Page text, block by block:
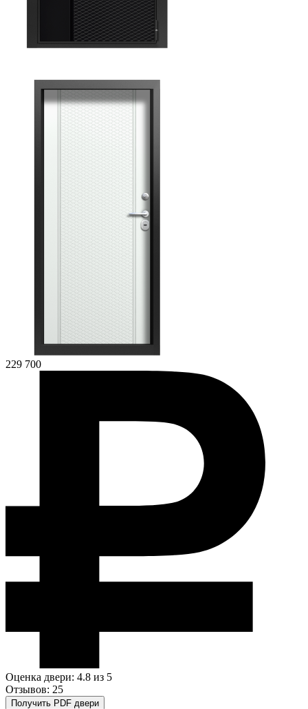
229 700
Оценка двери: 4.8 из 5
Отзывов: 25
Получить PDF двери